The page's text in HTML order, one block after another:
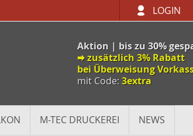
LOGIN
Aktion | bis zu 30%
🠮 zusätzlich 3% Rabatt
bei Überweisung
mit Code:3extra
M-TEC DRUCKEREI NEWS